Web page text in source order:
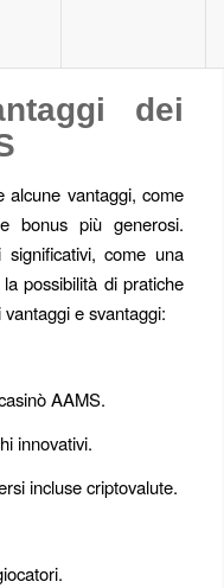
dei
alcune vantaggi, come
bonus più generosi.
come una
possibilità di pratiche
e svantaggi:
AAMS.
innovativi.
incluse criptovalute.